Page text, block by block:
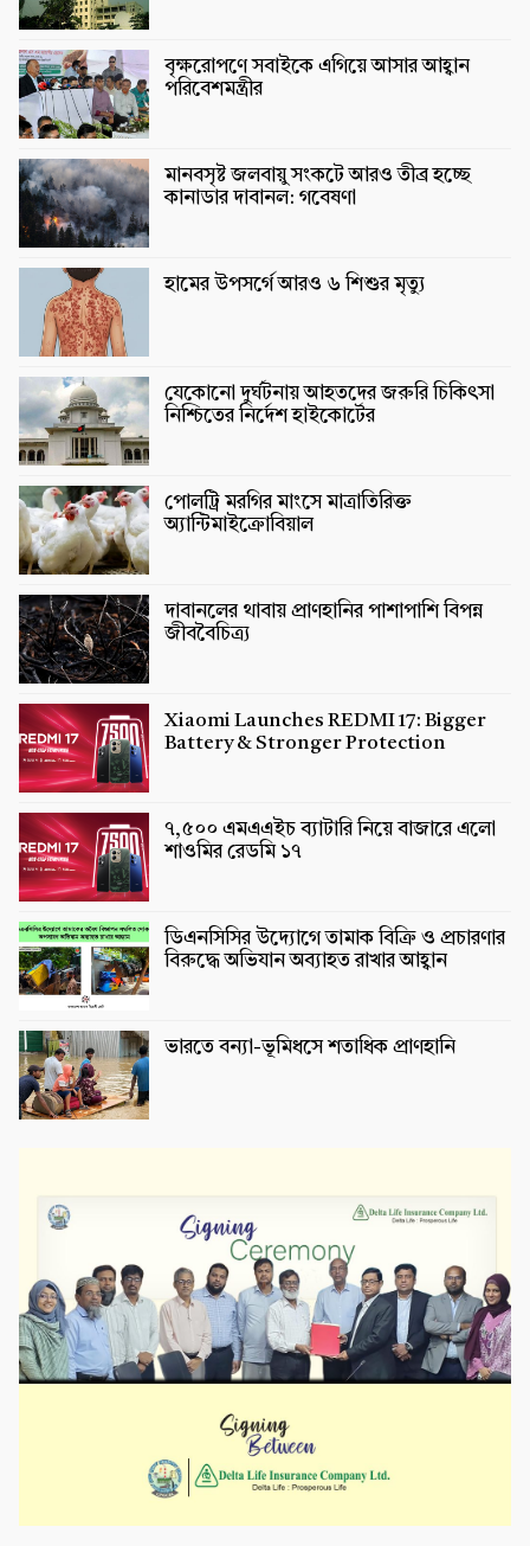
বৃক্ষরোপণে সবাইকে এগিয়ে আসার আহ্বান
পরিবেশমন্ত্রীর
মানবসৃষ্ট জলবায়ু সংকটে আরও তীব্র হচ্ছে
কানাডার দাবানল: গবেষণা
হামের উপসর্গে আরও ৬ শিশুর মৃত্যু
যেকোনো দুর্ঘটনায় আহতদের জরুরি চিকিৎসা
নিশ্চিতের নির্দেশ হাইকোর্টের
পোলট্রি মরগির মাংসে মাত্রাতিরিক্ত
অ্যান্টিমাইক্রোবিয়াল
দাবানলের থাবায় প্রাণহানির পাশাপাশি বিপন্ন
জীববৈচিত্র্য
Xiaomi Launches REDMI 17: Bigger
Battery & Stronger Protection
৭,৫০০ এমএএইচ ব্যাটারি নিয়ে বাজারে এলো
শাওমির রেডমি ১৭
ডিএনসিসির উদ্যোগে তামাক বিক্রি ও প্রচারণার
বিরুদ্ধে অভিযান অব্যাহত রাখার আহ্বান
ভারতে বন্যা-ভূমিধসে শতাধিক প্রাণহানি